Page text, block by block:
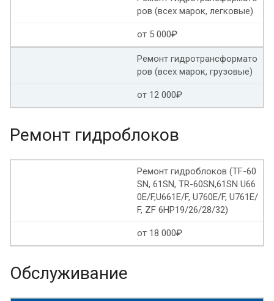
Адаптация АКПП Пежо
Адаптация АКПП Порше кайен
Адаптация АКПП 4f27e
Адаптация селектора АКПП Ауди а6 с5
БМВ е53 адаптация АКПП
Адаптация АКПП БМВ х5
Адаптация АКПП рио
ров (всех марок, легковые)
от 5 000₽
Ремонт гидротрансформато
ров (всех марок, грузовые)
от 12 000₽
Ремонт гидроблоков
Ремонт гидроблоков (TF-60
SN, 61SN, TR-60SN,61SN U66
0E/F,U661E/F, U760E/F, U761E/
F, ZF 6HP19/26/28/32)
от 18 000₽
Обслуживание